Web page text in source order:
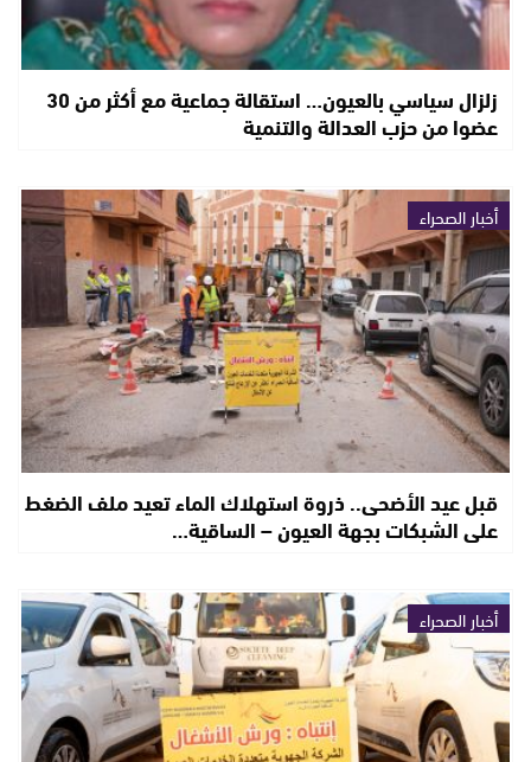
زلزال سياسي بالعيون… استقالة جماعية مع أكثر من 30
عضوا من حزب العدالة والتنمية
أخبار الصحراء
قبل عيد الأضحى.. ذروة استهلاك الماء تعيد ملف الضغط
على الشبكات بجهة العيون – الساقية…
أخبار الصحراء